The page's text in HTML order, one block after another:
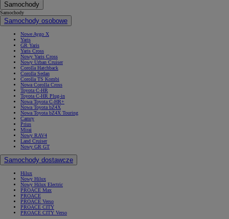
Samochody
Samochody
Samochody osobowe
Nowe Aygo X
Yaris
GR Yaris
Yaris Cross
Nowy Yaris Cross
Nowy Urban Cruiser
Corolla Hatchback
Corolla Sedan
Corolla TS Kombi
Nowa Corolla Cross
Toyota C-HR
Toyota C-HR Plug-in
Nowa Toyota C-HR+
Nowa Toyota bZ4X
Nowa Toyota bZ4X Touring
Camry
Prius
Mirai
Nowy RAV4
Land Cruiser
Nowy GR GT
Samochody dostawcze
Hilux
Nowy Hilux
Nowy Hilux Electric
PROACE Max
PROACE
PROACE Verso
PROACE CITY
PROACE CITY Verso